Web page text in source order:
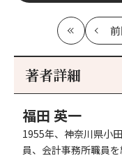
最
初
著者詳細
福田 英一
1955年、神奈川県小
員、会計事務所職員